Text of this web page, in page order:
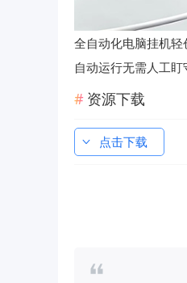
全自动化电脑挂机
自动运行无需人工
资源下载
点击下载